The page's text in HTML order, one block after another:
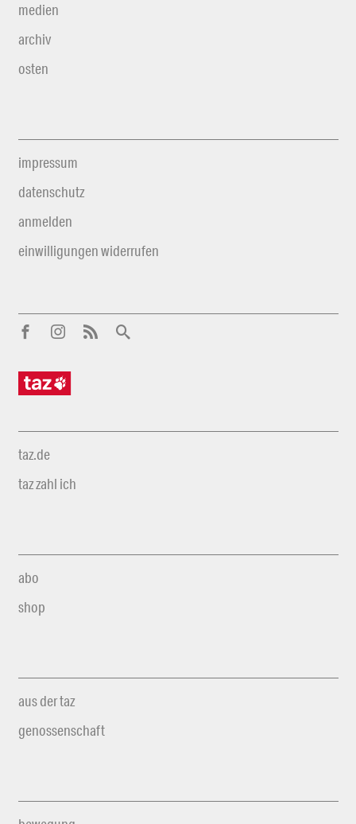
medien
archiv
osten
impressum
datenschutz
anmelden
einwilligungen widerrufen
taz.de
taz zahl ich
abo
shop
aus der taz
genossenschaft